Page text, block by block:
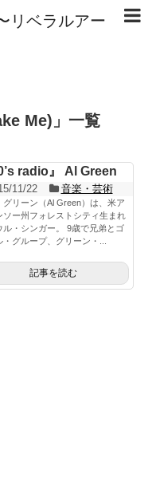
ベラルアー
Me) 」 一覧
radio』 Al Green
11/22 音楽・芸術
グリーン（Al Green）は、米ア
ソー州フォレストシティ生まれ
ル・シンガー。 9歳で兄弟とゴ
・グループ、グリーン・...
記事を読む